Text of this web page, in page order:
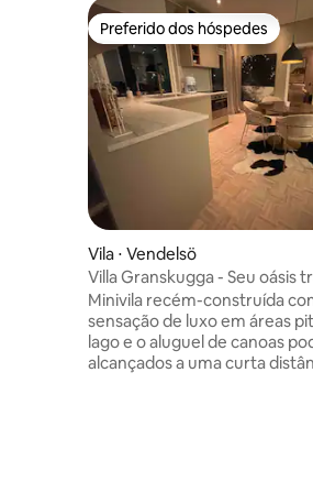
Preferido dos hóspedes
Preferido dos hóspedes
Vila ⋅ Vendelsö
Villa Granskugga - Seu oásis
perto da cidade
Minivila recém-construída
sensação de luxo em áreas
lago e o aluguel de canoas
alcançados a uma curta